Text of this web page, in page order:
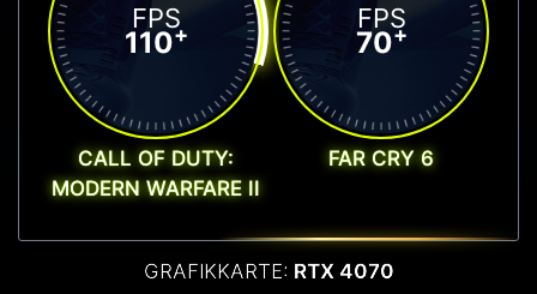
FPS
110+
CALL OF DUTY:
MODERN WARFARE II
FPS
70+
FAR CRY 6
GRAFIKKARTE: RTX 4070